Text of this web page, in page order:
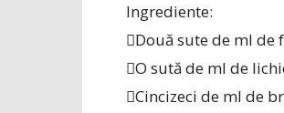
Ingrediente:
Două sute de ml de
O sută de ml de
Cincizeci de ml de